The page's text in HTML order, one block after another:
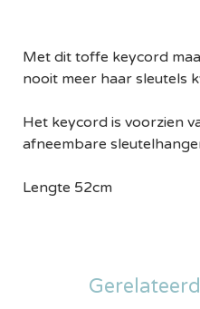
Met dit toffe keycord
nooit meer haar sleutels
Het keycord is voorzien
afneembare
Lengte 52cm